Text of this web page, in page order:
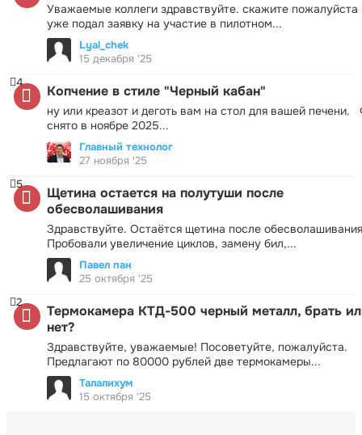
Уважаемые коллеги здравствуйте. скажите пожалуйста
уже подал заявку на участие в пилотном...
Lyal_chek
15 декабря '25
Копчение в стиле "Черный кабан"
ну или креазот и деготь вам на стол для вашей печени.
снято в ноябре 2025...
4
Главный технолог
27 ноября '25
Щетина остается на полутуши после
обесволашивания
Здравствуйте. Остаётся щетина после
Пробовали увеличение циклов, замену бил,...
5
Павел пан
25 октября '25
Термокамера КТД-500 черный металл, брать
нет?
Здравствуйте, уважаемые! Посоветуйте, пожалуйста.
Предлагают по 80000 рублей две термокамеры...
2
Талалихум
15 октября '25